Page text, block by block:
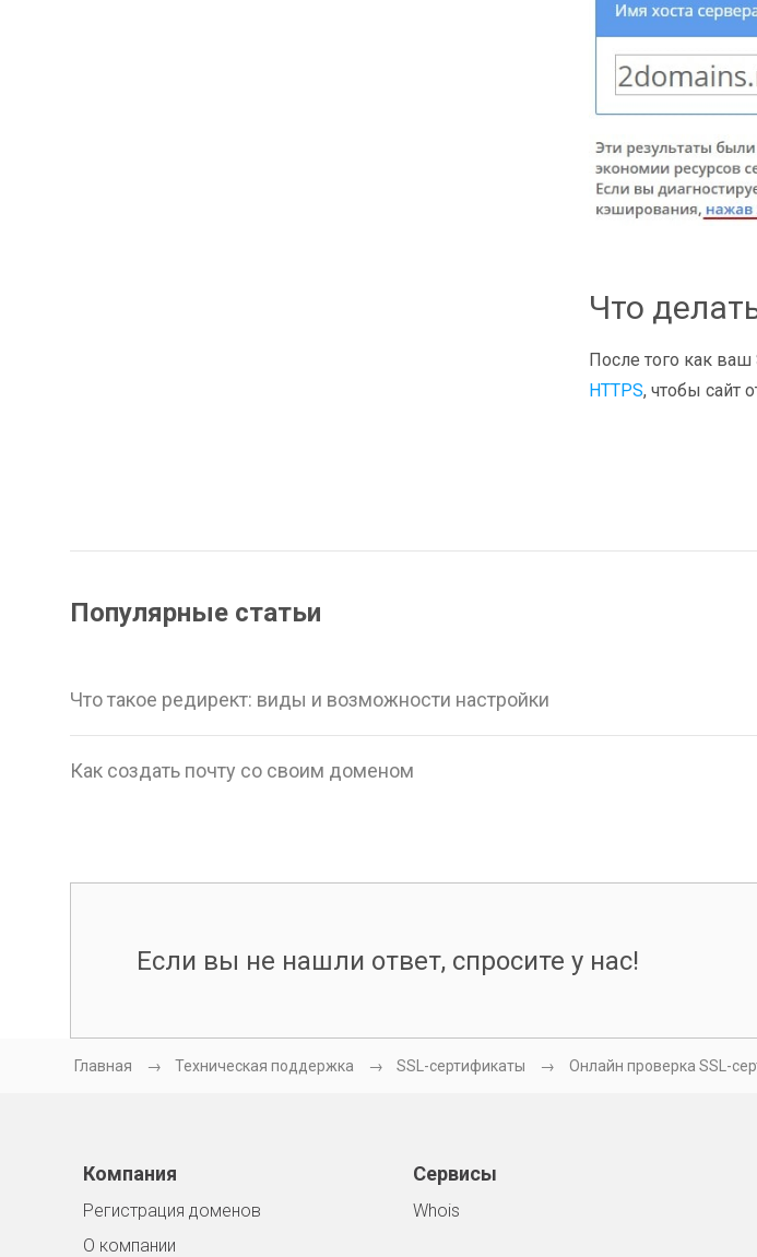
Что
После того как ваш
HTTPS, чтобы сайт
Популярные статьи
Что такое редирект: виды и возможности настройки
Как создать почту со своим доменом
Если вы не нашли ответ, спросите у нас!
Главная Техническая поддержка SSL-сертификаты Онлайн проверка SSL-
Компания
Регистрация доменов
О компании
Сервисы
Whois